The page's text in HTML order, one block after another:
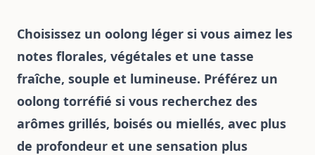
Choisissez un oolong léger si vous aimez les
notes florales, végétales et une tasse
fraîche, souple et lumineuse. Préférez un
oolong torréfié si vous recherchez des
arômes grillés, boisés ou miellés, avec plus
de profondeur et une sensation plus